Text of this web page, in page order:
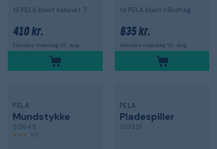
til PELA blast kabinet 75506
410 kr.
Sendes mandag 10. aug.
til PELA blast håndtag 494484
635 kr.
Sendes mandag 10. aug.
PELA
Mundstykke
50849
3,0
PELA
Pladespiller
519951